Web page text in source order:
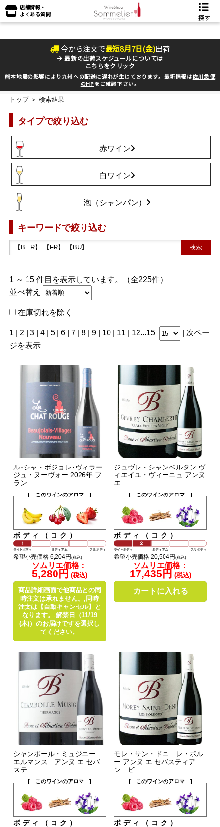
店舗情報・
よくある質問
探す
今から注文で最短8月7日(金)出荷
最新の出荷スケジュールについては
こちらをクリック
熊本地震の影響により九州への配送に遅れが生じております。最新情報は佐川急便
のHPをご確認下さい。
トップ ＞ 検索結果
タイプで絞り込む
赤ワイン
白ワイン
泡（シャンパン）
キーワードで絞り込む
1 ～ 15 件目を表示しています。（全225件）
並べ替え
在庫切れを除く
1 | 2| 3| 4| 5| 6| 7 8| 9| 10| 11| 12...15
次ペー
ジを表示
ル･シャ・ボジョレ･ヴィラー
ジュ・ヌーヴォー 2026年 フ
ラン...
[ このワインのアロマ ]
ボディ（コク）
希望小売価格 6,204円 (税込)
ソムリエ価格：
5,280円 (税込)
商品詳細画面で他商品との同
時注文は承れません。,同時
注文は【自動キャンセル】と
なります。,解禁日（11/19
(木)）のお届けですを選択し
てください。
ジュヴレ・シャンベルタン ヴ
ィエイユ・ヴィーニュ アンヌ
エ...
[ このワインのアロマ ]
ボディ（コク）
希望小売価格 20,504円(税込)
ソムリエ価格：
17,435円 (税込)
カートに入れる
シャンボール・ミュジニー
エルマンス アンヌ エ セバ
ステ...
[ このワインのアロマ ]
ボディ（コク）
モレ・サン・ドニ レ・ポル
ー アンヌ エ セバスティア
ン ビ...
[ このワインのアロマ ]
ボディ（コク）